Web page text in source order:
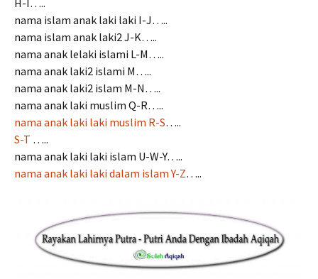
H-I…..
nama islam anak laki laki I-J…..
nama islam anak laki2 J-K…..
nama anak lelaki islami L-M…..
nama anak laki2 islami M…..
nama anak laki2 islam M-N…..
nama anak laki muslim Q-R…..
nama anak laki laki muslim R-S…..
S-T …..
nama anak laki laki islam U-W-Y…..
nama anak laki laki dalam islam Y-Z…..